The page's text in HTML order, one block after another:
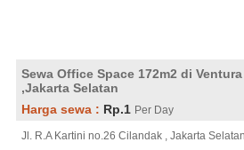
Sewa Office Space 172m2 di
,Jakarta Selatan
Harga sewa : Rp.1 Per Day
Jl. R.A Kartini no.26 Cilandak , Jakarta